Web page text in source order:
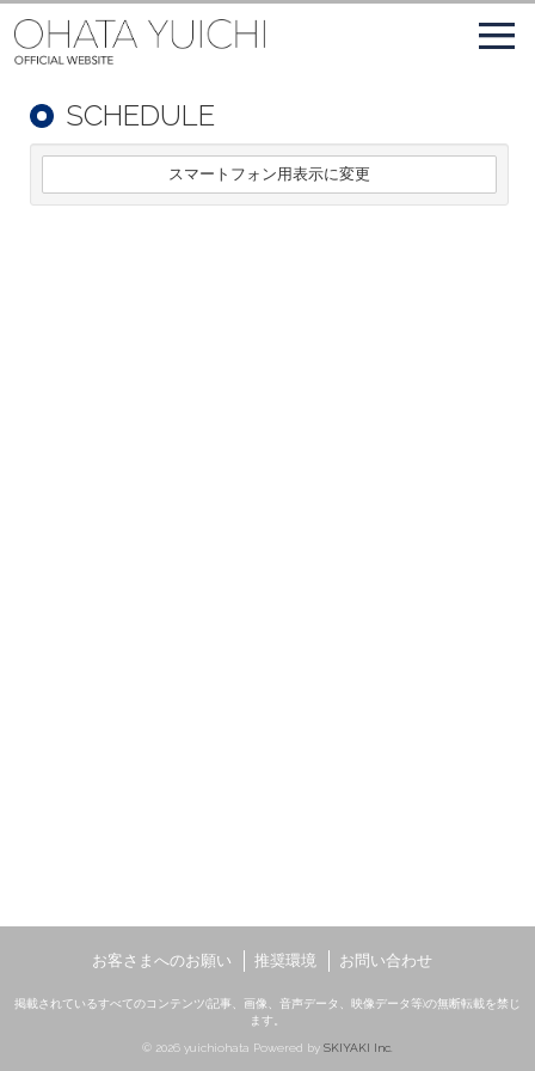
SCHEDULE
スマートフォン用表示に変更
お客さまへのお願い 推奨環境 お問い合わせ
掲載されているすべてのコンテンツ(記事、画像、音声データ、映像データ等)の無断転載を禁じ
ます。
© 2026 yuichiohata Powered by SKIYAKI Inc.